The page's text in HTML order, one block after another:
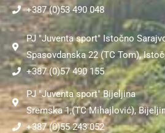
+387 (0)53 490 048
PJ "Juventa sport" Istočno
Spasovdanska 22 (TC Tom),
+387 (0)57 490 155
PJ "Juventa sport" Bijeljina
Sremska 1,(TC Mihajlović),
+387 (0)55 243 052